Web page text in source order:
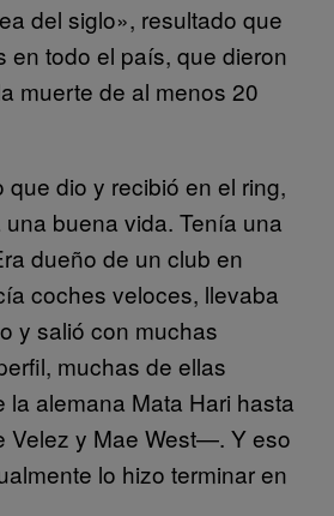
del siglo», resultado que
en todo el país, que dieron
muerte de al menos 20
que dio y recibió en el ring,
buena vida. Tenía una
dueño de un club en
coches veloces, llevaba
y salió con muchas
muchas de ellas
alemana Mata Hari hasta
Velez y Mae West—. Y eso
lo hizo terminar en